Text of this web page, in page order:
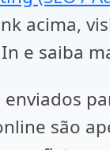
acima,
e saiba
são